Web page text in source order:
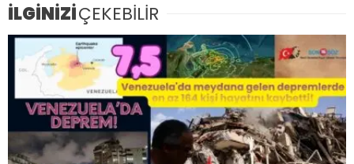
İLGİNİZİÇEKEBİLİR